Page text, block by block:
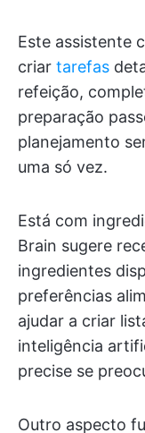
Este assistente
criar tarefas
refeição,
preparação
planejamento
uma só vez.
Está com
Brain sugere
ingredientes
preferências
ajudar a criar
inteligência
precise se
Outro aspecto